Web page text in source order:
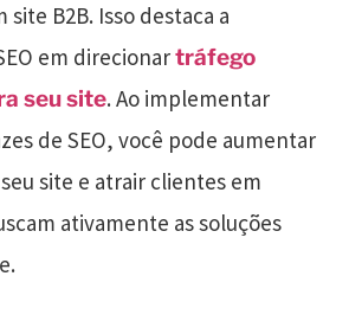
B2B. Isso destaca a
em direcionartráfego
seu site. Ao implementar
de SEO, você pode aumentar
site e atrair clientes em
ativamente as soluções